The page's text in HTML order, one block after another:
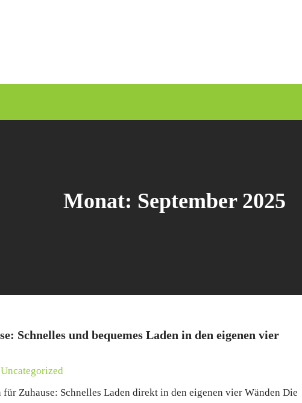
Monat: September 2025
Schnelles und bequemes Laden in den eigenen vier
Uncategorized
Zuhause: Schnelles Laden direkt in den eigenen vier Wänden Die